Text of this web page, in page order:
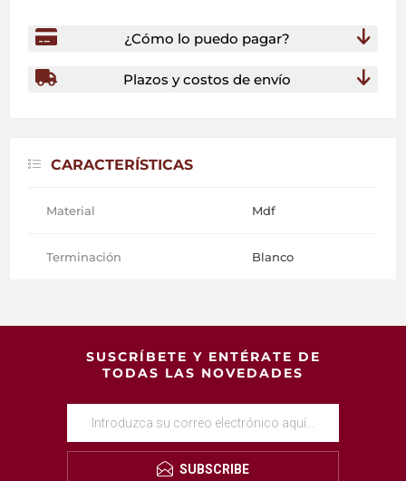
¿Cómo lo puedo pagar?
Plazos y costos de envío
CARACTERÍSTICAS
Material Mdf
Terminación Blanco
SUSCRÍBETE Y ENTÉRATE DE
TODAS LAS NOVEDADES
SUBSCRIBE